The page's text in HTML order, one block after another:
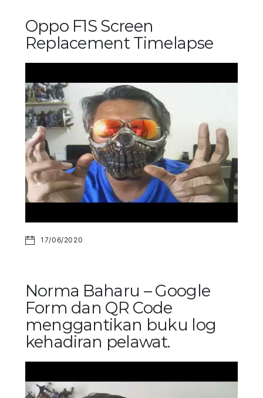
Oppo F1S Screen
Replacement Timelapse
17/06/2020
Norma Baharu – Google
Form dan QR Code
menggantikan buku log
kehadiran pelawat.